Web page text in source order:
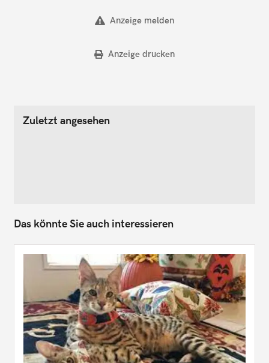
Anzeige melden
Anzeige drucken
Zuletzt angesehen
Das könnte Sie auch interessieren